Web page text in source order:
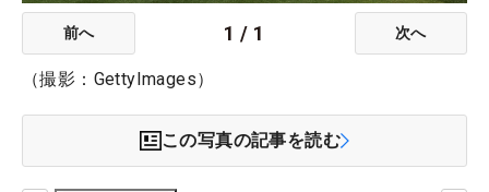
前へ 1 / 1 次へ
（撮影：GettyImages）
この写真の記事を読む